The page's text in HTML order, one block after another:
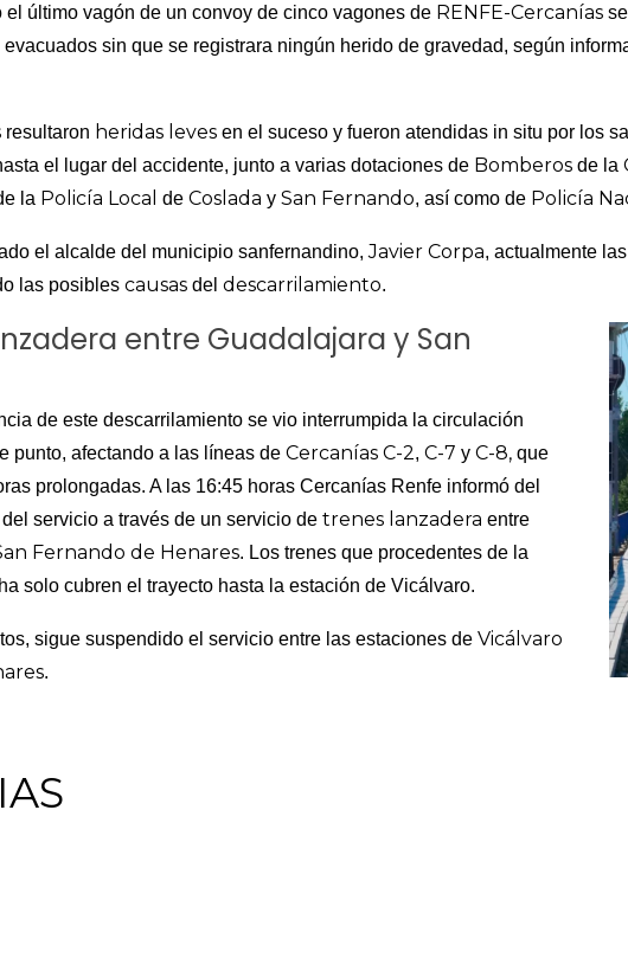
el último vagón de un convoy de cinco vagones de RENFE-Cercanías
sin que se registrara ningún herido de gravedad, según
resultaron heridas leves en el suceso y fueron atendidas in situ por los
el lugar del accidente, junto a varias dotaciones de Bomberos de la
la Policía Local deCoslada ySan Fernando, así como de Policía
el alcalde del municipio sanfernandino,Javier Corpa, actualmente
las posiblescausas deldescarrilamiento.
entre Guadalajara y San
de este descarrilamiento se vio interrumpida la circulación
punto, afectando a las líneas deCercanías C-2, C-7 y C-8, que
prolongadas. A las 16:45 horas Cercanías Renfe informó del
servicio a través de un servicio detrenes lanzadera entre
Fernando de Henares. Los trenes que procedentes de la
solo cubren el trayecto hasta la estación de Vicálvaro.
sigue suspendido el servicio entre las estaciones deVicálvaro
.